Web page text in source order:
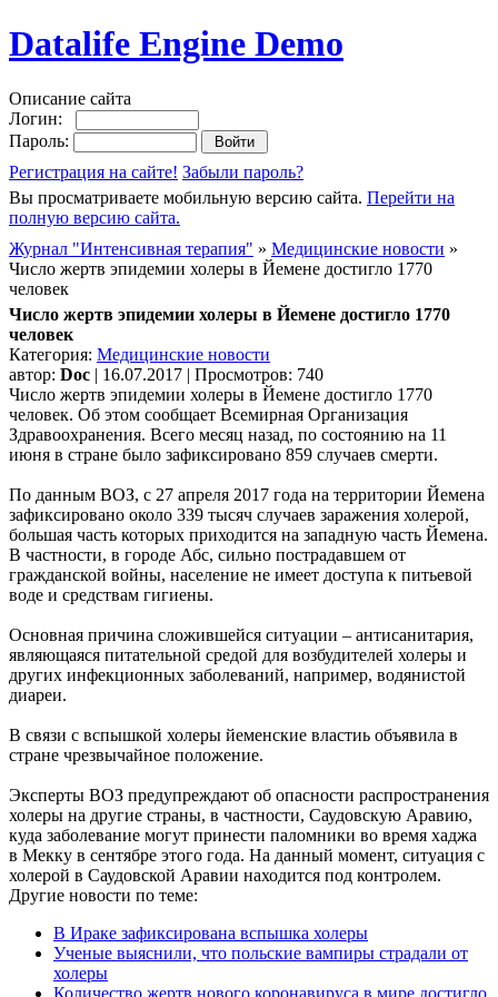
Datalife Engine Demo
Описание сайта
Логин:
Пароль:
Регистрация на сайте! Забыли пароль?
Вы просматриваете мобильную версию сайта. Перейти на
полную версию сайта.
Журнал "Интенсивная терапия" » Медицинские новости »
Число жертв эпидемии холеры в Йемене достигло 1770
человек
Число жертв эпидемии холеры в Йемене достигло 1770
человек
Категория: Медицинские новости
автор: Doc | 16.07.2017 | Просмотров: 740
Число жертв эпидемии холеры в Йемене достигло 1770
человек. Об этом сообщает Всемирная Организация
Здравоохранения. Всего месяц назад, по состоянию на 11
июня в стране было зафиксировано 859 случаев смерти.
По данным ВОЗ, с 27 апреля 2017 года на территории Йемена
зафиксировано около 339 тысяч случаев заражения холерой,
большая часть которых приходится на западную часть Йемена.
В частности, в городе Абс, сильно пострадавшем от
гражданской войны, население не имеет доступа к питьевой
воде и средствам гигиены.
Основная причина сложившейся ситуации – антисанитария,
являющаяся питательной средой для возбудителей холеры и
других инфекционных заболеваний, например, водянистой
диареи.
В связи с вспышкой холеры йеменские властиь объявила в
стране чрезвычайное положение.
Эксперты ВОЗ предупреждают об опасности распространения
холеры на другие страны, в частности, Саудовскую Аравию,
куда заболевание могут принести паломники во время хаджа
в Мекку в сентябре этого года. На данный момент, ситуация с
холерой в Саудовской Аравии находится под контролем.
Другие новости по теме:
В Ираке зафиксирована вспышка холеры
Ученые выяснили, что польские вампиры страдали от
холеры
Количество жертв нового коронавируса в мире достигло